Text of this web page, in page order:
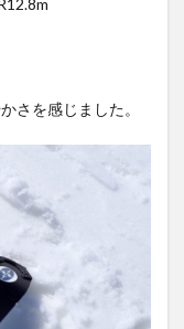
さを感じました。